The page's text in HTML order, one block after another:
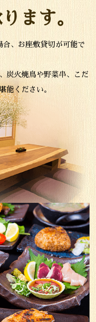
ます。
、お座敷貸切が可能で
炭火焼鳥や野菜串、こだ
能ください。